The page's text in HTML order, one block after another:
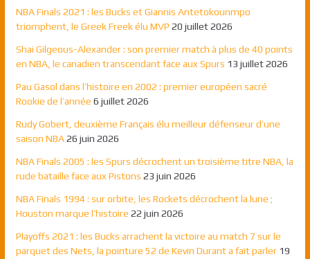
NBA Finals 2021 : les Bucks et Giannis Antetokounmpo
triomphent, le Greek Freek élu MVP 20 juillet 2026
Shai Gilgeous-Alexander : son premier match à plus de 40 points
en NBA, le canadien transcendant face aux Spurs 13 juillet 2026
Pau Gasol dans l’histoire en 2002 : premier européen sacré
Rookie de l’année 6 juillet 2026
Rudy Gobert, deuxième Français élu meilleur défenseur d’une
saison NBA 26 juin 2026
NBA Finals 2005 : les Spurs décrochent un troisième titre NBA, la
rude bataille face aux Pistons 23 juin 2026
NBA Finals 1994 : sur orbite, les Rockets décrochent la lune ;
Houston marque l’histoire 22 juin 2026
Playoffs 2021 : les Bucks arrachent la victoire au match 7 sur le
parquet des Nets, la pointure 52 de Kevin Durant a fait parler 19